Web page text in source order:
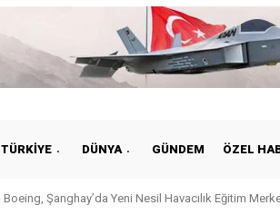
TÜRKIYE DÜNYA GÜNDEM ÖZEL
Boeing, Şanghay’da Yeni Nesil Havacılık Eğitim